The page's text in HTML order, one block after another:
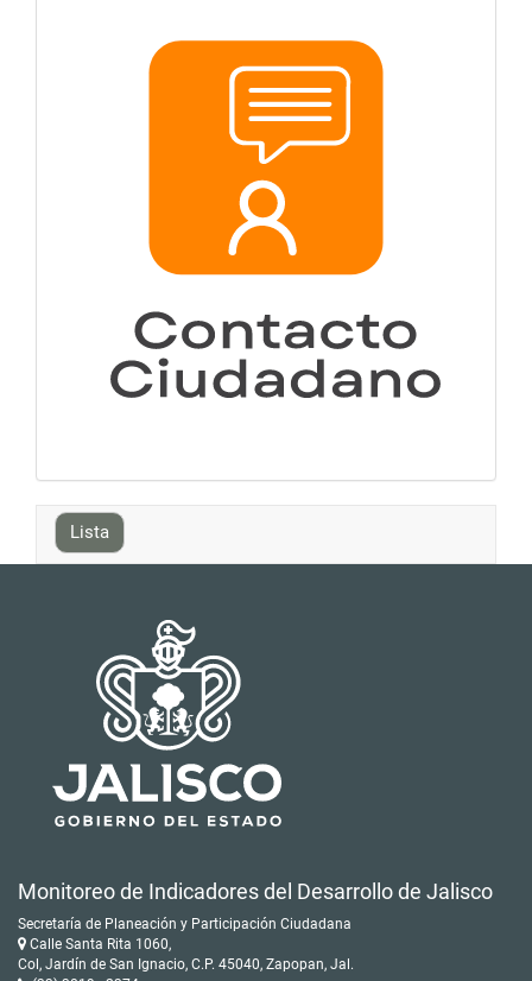
Lista
Monitoreo de Indicadores del Desarrollo de Jalisco
Secretaría de Planeación y Participación Ciudadana
Calle Santa Rita 1060,
Col, Jardín de San Ignacio, C.P. 45040, Zapopan, Jal.